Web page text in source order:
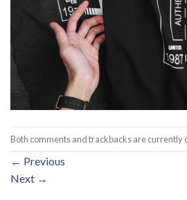
Both comments and trackbacks are currently
← Previous
Next →